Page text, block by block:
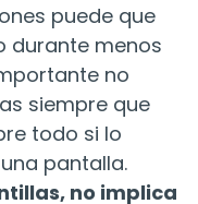
puede que
durante menos
no
siempre que
todo si lo
pantalla.
no implica